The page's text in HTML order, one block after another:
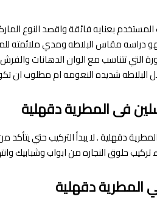
المستخدم بعنايه فائقة واقصد النوع
دراسه مقاس البلاطه ومدي ملائمته
التي تتناسب مع الوان الدهانات والفرش
شديده النعومه ام مطلوب ان
فى المطرية دقهلية
دقهلية . لا يبدأ التركيب حتي
تركيب حلوق النجاره من ابواب وشبابيك
المطرية دقهلية